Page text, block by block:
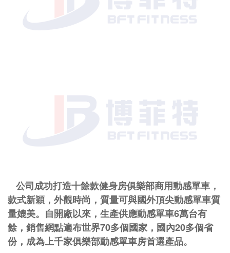
公司成功打造十餘款健身房俱樂部商用動感單車，
款式新穎，外觀時尚，質量可與國外頂尖動感單車質
量媲美。自開廠以來，生產供應動感單車6萬台有
餘，銷售網點遍布世界70多個國家，國內20多個省
份，成為上千家俱樂部動感單車房首選產品。